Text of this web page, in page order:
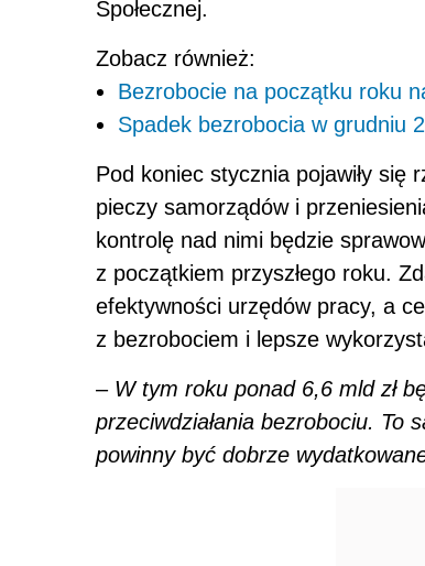
Społecznej.
Zobacz również:
Bezrobocie na początku roku
Spadek bezrobocia w grudniu
Pod koniec stycznia pojawiły się
pieczy samorządów i
kontrolę nad nimi będzie
z początkiem przyszłego roku.
efektywności urzędów pracy, a
z bezrobociem i lepsze
–W tym roku ponad 6,6 mld zł
przeciwdziałania bezrobociu. To
powinny być dobrze